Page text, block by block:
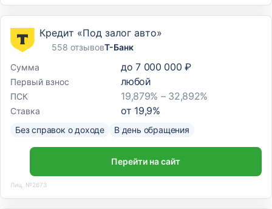
Кредит «Под залог авто»
558 отзывовТ-Банк
Сумма
до 7 000 000 ₽
Первый взнос любой
ПСК 19,879% – 32,892%
Ставка от 19,9%
Без справок о доходе В день обращения
Перейти на сайт
Лиц. №2673